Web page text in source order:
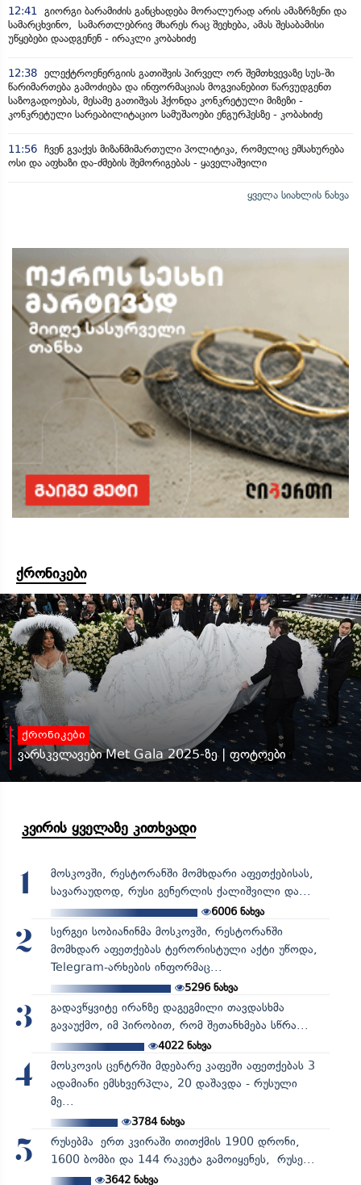
12:41 გიორგი ბარამიძის განცხადება მორალურად არის ამაზრზენი და
სამარცხვინო, სამართლებრივ მხარეს რაც შეეხება, ამას შესაბამისი
უწყებები დაადგენენ - ირაკლი კობახიძე
12:38 ელექტროენერგიის გათიშვის პირველ ორ შემთხვევაზე სუს-ში
წარიმართება გამოძიება და ინფორმაციას მოგვიანებით წარვუდგენთ
საზოგადოებას, მესამე გათიშვას ჰქონდა კონკრეტული მიზეზი -
კონკრეტული სარეაბილიტაციო სამუშაოები ენგურჰესზე - კობახიძე
11:56 ჩვენ გვაქვს მიზანმიმართული პოლიტიკა, რომელიც ემსახურება
ოსი და აფხაზი და-ძმების შემორიგებას - ყაველაშვილი
ყველა სიახლის ნახვა
ქრონიკები
ქრონიკები
ვარსკვლავები Met Gala 2025-ზე | ფოტოები
კვირის ყველაზე კითხვადი
1
მოსკოვში, რესტორანში მომხდარი აფეთქებისას,
სავარაუდოდ, რუსი გენერლის ქალიშვილი და...
6006ნახვა
2
სერგეი სობიანინმა მოსკოვში, რესტორანში
მომხდარ აფეთქებას ტერორისტული აქტი უწოდა,
Telegram-არხების ინფორმაც...
5296ნახვა
3
გადავწყვიტე ირანზე დაგეგმილი თავდასხმა
გავაუქმო, იმ პირობით, რომ შეთანხმება სწრა...
4022ნახვა
4
მოსკოვის ცენტრში მდებარე კაფეში აფეთქებას 3
ადამიანი ემსხვერპლა, 20 დაშავდა - რუსული
მე...
3784ნახვა
5
რუსებმა ერთ კვირაში თითქმის 1900 დრონი,
1600 ბომბი და 144 რაკეტა გამოიყენეს, რუსე...
3642ნახვა